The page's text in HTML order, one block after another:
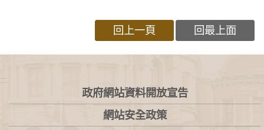
回上一頁 回最上面
:::
政府網站資料開放宣告
網站安全政策